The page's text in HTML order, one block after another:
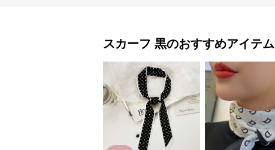
スカーフ 黒のおすすめアイテム